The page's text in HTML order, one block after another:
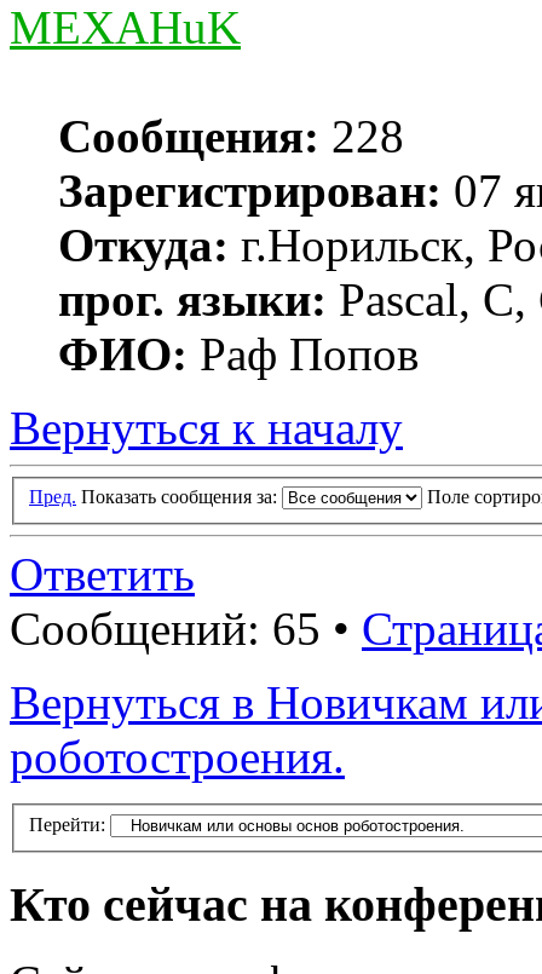
MEXAHuK
Сообщения: 228
Зарегистрирован: 07
Откуда: г.Норильск,
прог. языки: Pascal,
ФИО: Раф Попов
Вернуться к началу
Пред. Показать сообщения за: Поле
Ответить
Сообщений: 65 •
Вернуться в Новичкам
роботостроения.
Перейти:
Кто сейчас на